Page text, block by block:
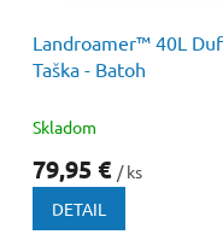
Landroamer™ 40L
Taška - Batoh
Skladom
79,95 € / ks
DETAIL